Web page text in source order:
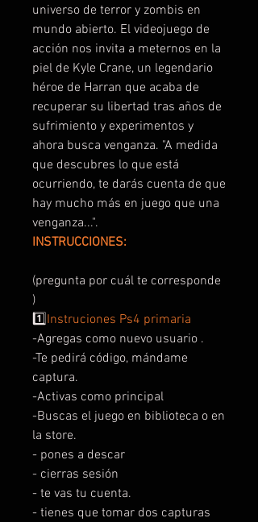
universo de terror y zombis en
mundo abierto. El videojuego de
acción nos invita a meternos en la
piel de Kyle Crane, un legendario
héroe de Harran que acaba de
recuperar su libertad tras años de
sufrimiento y experimentos y
ahora busca venganza. "A medida
que descubres lo que está
ocurriendo, te darás cuenta de que
hay mucho más en juego que una
venganza...".
INSTRUCCIONES:
(pregunta por cuál te corresponde
)
1️⃣Instruciones Ps4 primaria
-Agregas como nuevo usuario .
-Te pedirá código, mándame
captura.
-Activas como principal
-Buscas el juego en biblioteca o en
la store.
- pones a descar
- cierras sesión
- te vas tu cuenta.
- tienes que tomar dos capturas